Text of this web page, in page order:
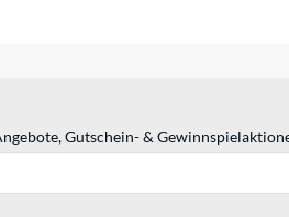
Gutschein- &